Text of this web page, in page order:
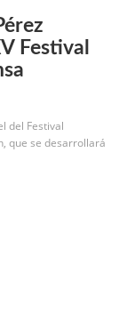
Festival
del Festival
que se desarrollará